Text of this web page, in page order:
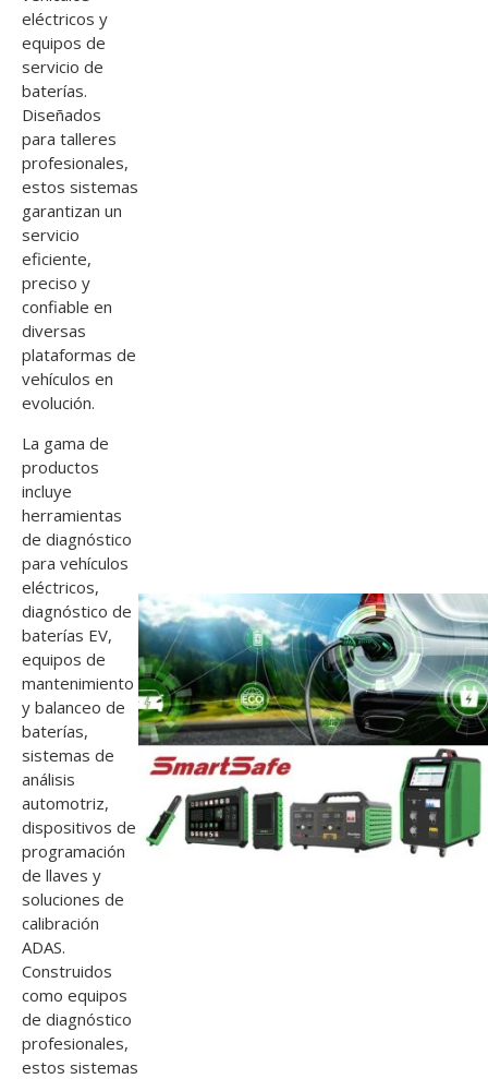
eléctricos y
equipos de
servicio de
baterías.
Diseñados
para talleres
profesionales,
estos sistemas
garantizan un
servicio
eficiente,
preciso y
confiable en
diversas
plataformas de
vehículos en
evolución.
La gama de
productos
incluye
herramientas
de diagnóstico
para vehículos
eléctricos,
diagnóstico de
baterías EV,
equipos de
mantenimiento
y balanceo de
baterías,
sistemas de
análisis
automotriz,
dispositivos de
programación
de llaves y
soluciones de
calibración
ADAS.
Construidos
como equipos
de diagnóstico
profesionales,
estos sistemas